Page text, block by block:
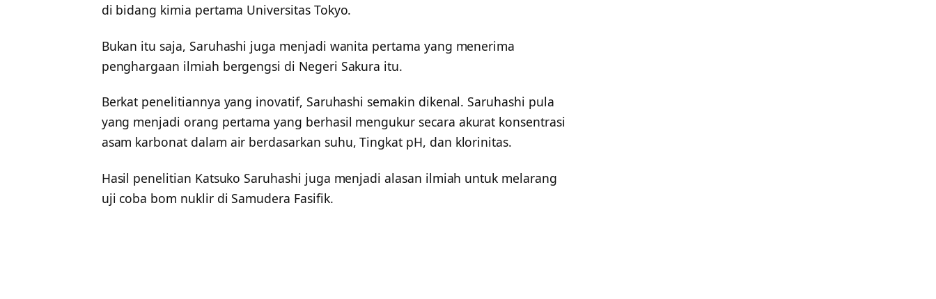
di bidang kimia pertama Universitas Tokyo.
Bukan itu saja, Saruhashi juga menjadi wanita pertama yang menerima
penghargaan ilmiah bergengsi di Negeri Sakura itu.
Berkat penelitiannya yang inovatif, Saruhashi semakin dikenal. Saruhashi pula
yang menjadi orang pertama yang berhasil mengukur secara akurat konsentrasi
asam karbonat dalam air berdasarkan suhu, Tingkat pH, dan klorinitas.
Hasil penelitian Katsuko Saruhashi juga menjadi alasan ilmiah untuk melarang
uji coba bom nuklir di Samudera Fasifik.